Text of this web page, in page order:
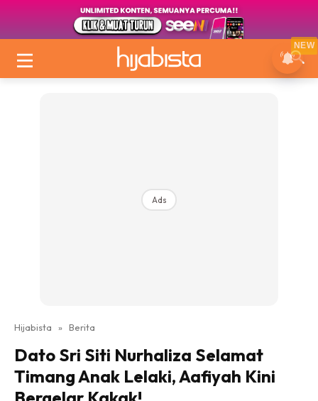
Ads
Hijabista » Berita
Dato Sri Siti Nurhaliza Selamat
Timang Anak Lelaki, Aafiyah Kini
NEW